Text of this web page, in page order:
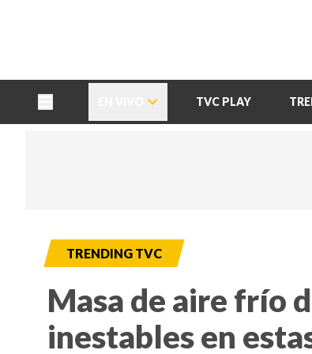
TVC PLAY
TRENDING TVC
Masa de aire frío
inestables en